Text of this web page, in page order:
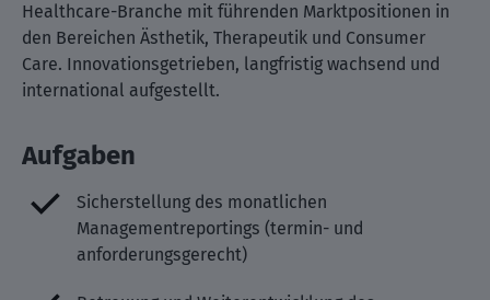
Healthcare-Branche mit führenden Marktpositionen in
den Bereichen Ästhetik, Therapeutik und Consumer
Care. Innovationsgetrieben, langfristig wachsend und
international aufgestellt.
Aufgaben
Sicherstellung des monatlichen
Managementreportings (termin- und
anforderungsgerecht)